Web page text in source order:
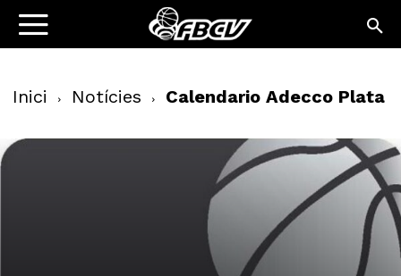
Inici Notícies Calendario Adecco Plata